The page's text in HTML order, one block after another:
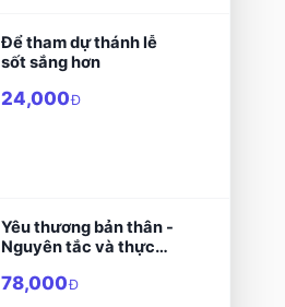
Để tham dự thánh lễ
sốt sắng hơn
24,000Đ
Yêu thương bản thân -
Nguyên tắc và thực
78,000Đ